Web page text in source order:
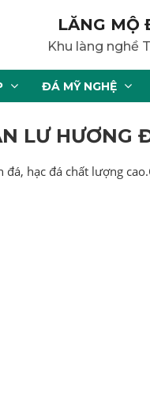
LĂNG MỘ
Khu làng nghề
ĐÁ MỸ NGHỆ
LƯ HƯƠNG
hạc đá chất lượng